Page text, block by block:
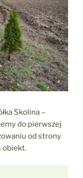
Skolina –
do pierwszej
od strony
obiekt.